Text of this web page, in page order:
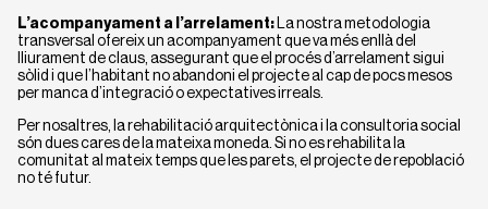
L’acompanyament a l’arrelament: La nostra metodologia
transversal ofereix un acompanyament que va més enllà del
lliurament de claus, assegurant que el procés d’arrelament sigui
sòlid i que l’habitant no abandoni el projecte al cap de pocs mesos
per manca d’integració o expectatives irreals.
Per nosaltres, la rehabilitació arquitectònica i la consultoria social
són dues cares de la mateixa moneda. Si no es rehabilita la
comunitat al mateix temps que les parets, el projecte de repoblació
no té futur.